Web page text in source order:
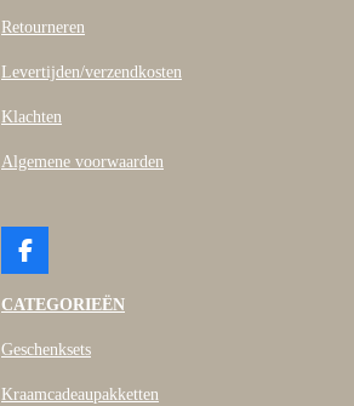
Retourneren
Levertijden/verzendkosten
Klachten
Algemene voorwaarden
F
c
b
o
CATEGORIEËN
Geschenksets
Kraamcadeaupakketten